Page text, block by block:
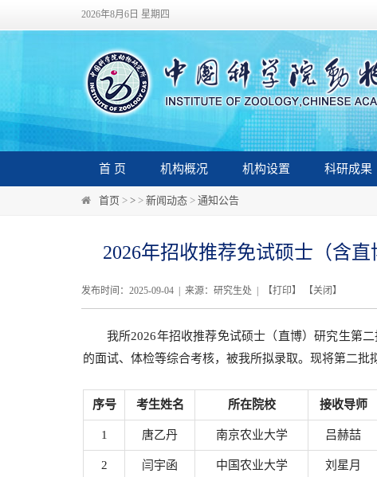
2026年8月6日 星期四
首 页 机构概况 机构设置 科研成果
首页 > > > 新闻动态 > 通知公告
2026年招收推荐免试硕士（含
发布时间：2025-09-04 | 来源：研究生处 | 【打印】 【关闭 】
我所2026年招收推荐免试硕士（直博）研究生第
的面试、体检等综合考核，被我所拟录取。现将第二批
序号 考生姓名 所在院校 接收导师
1 唐乙丹 南京农业大学 吕赫喆
2 闫宇函 中国农业大学 刘星月